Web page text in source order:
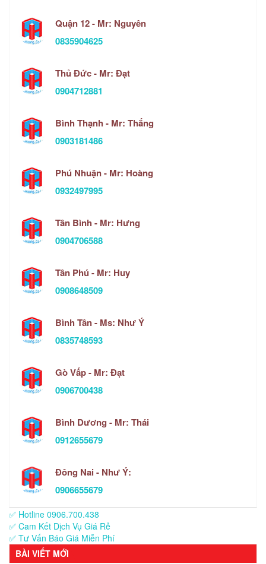
Quận 12 - Mr: Nguyên
0835904625
Thủ Đức - Mr: Đạt
0904712881
Bình Thạnh - Mr: Thắng
0903181486
Phú Nhuận - Mr: Hoàng
0932497995
Tân Bình - Mr: Hưng
0904706588
Tân Phú - Mr: Huy
0908648509
Bình Tân - Ms: Như Ý
0835748593
Gò Vấp - Mr: Đạt
0906700438
Bình Dương - Mr: Thái
0912655679
Đông Nai - Như Ý:
0906655679
✅ Hotline 0906.700.438
✅ Cam Kết Dịch Vụ Giá Rẻ
✅ Tư Vấn Báo Giá Miễn Phí
BÀI VIẾT MỚI